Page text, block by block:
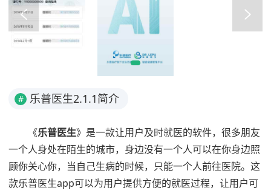
# 乐普医生2.1.1简介
《乐普医生》是一款让用户及时就医的软件，很多朋友
一个人身处在陌生的城市，身边没有一个人可以在你身边照
顾你关心你，当自己生病的时候，只能一个人前往医院。这
款乐普医生app可以为用户提供方便的就医过程，让用户可